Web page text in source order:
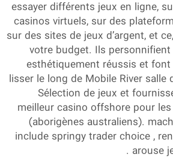
essayer différents jeux en ligne,
casinos virtuels, sur des
sur des sites de jeux d’argent, et
votre budget. Ils
esthétiquement réussis et
lisser le long de Mobile River salle
Sélection de jeux et
meilleur casino offshore pour
(aborigènes australiens).
include springy trader choice ,
arouse